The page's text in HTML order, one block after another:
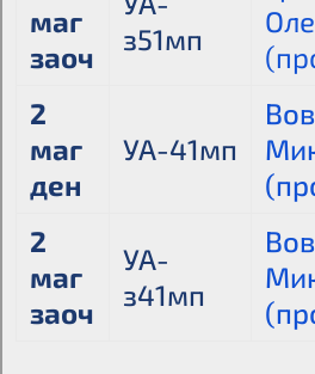
маг
заоч
з51мп
2
маг
ден
УА-41мп
2
маг
заоч
УА-
з41мп